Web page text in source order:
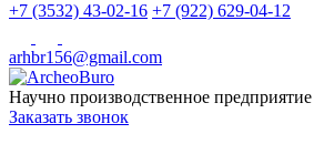
+7 (3532) 43-02-16 +7 (922) 629-04-12
arhbr156@gmail.com
Научно производственное предприятие
Заказать звонок